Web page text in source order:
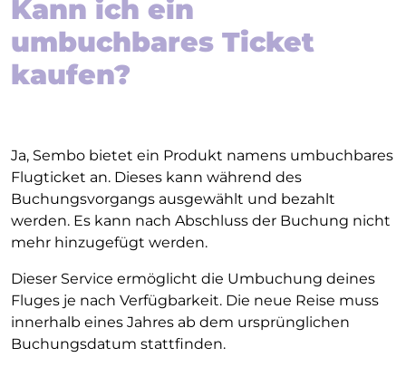
Kann ich ein
umbuchbares Ticket
kaufen?
Ja, Sembo bietet ein Produkt namens umbuchbares
Flugticket an. Dieses kann während des
Buchungsvorgangs ausgewählt und bezahlt
werden. Es kann nach Abschluss der Buchung nicht
mehr hinzugefügt werden.
Dieser Service ermöglicht die Umbuchung deines
Fluges je nach Verfügbarkeit. Die neue Reise muss
innerhalb eines Jahres ab dem ursprünglichen
Buchungsdatum stattfinden.